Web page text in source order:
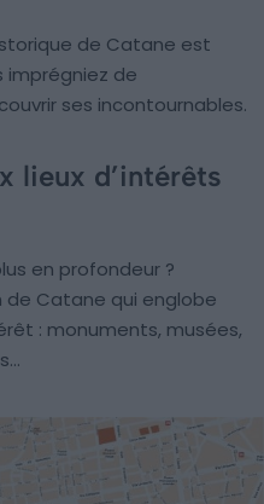
de Catane est
imprégniez de
ses incontournables.
lieux d’intérêts
en profondeur ?
de Catane qui englobe
: monuments, musées,